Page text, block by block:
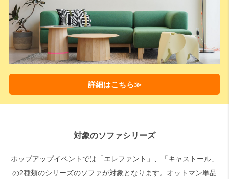
詳細はこちら≫
対象のソファシリーズ
ポップアップイベントでは「エレファント」、「キャストール」
の2種類のシリーズのソファが対象となります。オットマン単品